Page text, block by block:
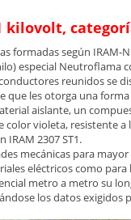
kilovolt,
formadas según IRAM-
especial Neutroflama
reunidos se
que les otorga una
aislante, un
color violeta, resistente a
IRAM 2307 ST1.
mecánicas para
eléctricos como para
metro a metro su
los datos exigidos